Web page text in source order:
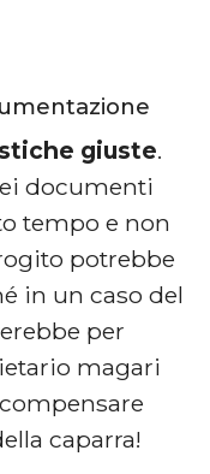
giuste.
documenti
tempo e non
potrebbe
in un caso del
per
magari
caparra!